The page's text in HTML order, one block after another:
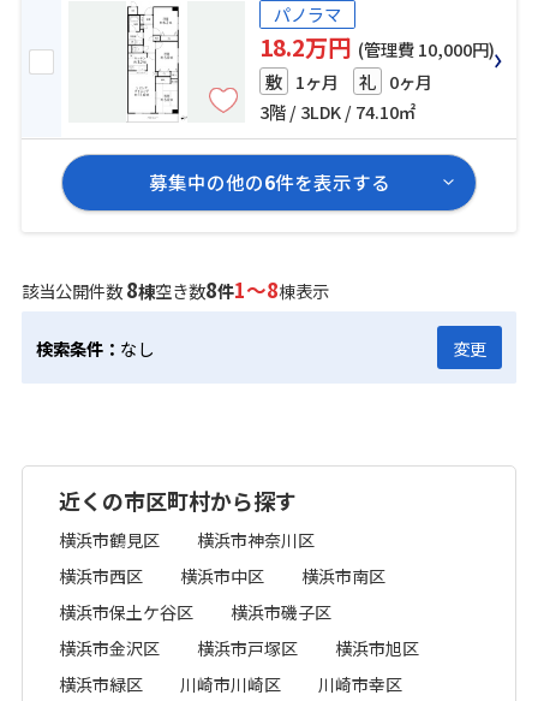
パノラマ
18.2万円 (管理費 10,000円)
敷 1ヶ月 礼 0ヶ月
3階 / 3LDK / 74.10㎡
募集中の他の6件を表示する
該当公開件数8棟空き数8件1～8棟表示
検索条件： なし 変更
近くの市区町村から探す
横浜市鶴見区
横浜市神奈川区
横浜市西区
横浜市中区
横浜市南区
横浜市保土ケ谷区
横浜市磯子区
横浜市金沢区
横浜市戸塚区
横浜市旭区
横浜市緑区
川崎市川崎区
川崎市幸区